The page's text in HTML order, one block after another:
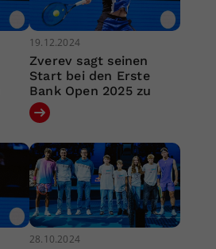
19.12.2024
Zverev sagt seinen
Start bei den Erste
Bank Open 2025 zu
28.10.2024